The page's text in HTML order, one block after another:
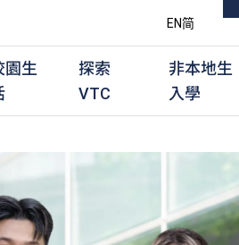
EN简
課程
園生
探索
VTC
非本地生
入學